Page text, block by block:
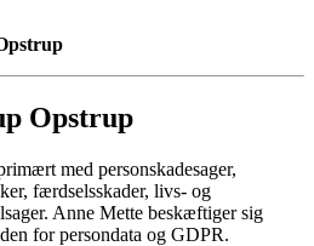
Opstrup
med personskadesager,
færdselsskader, livs- og
Anne Mette beskæftiger sig
for persondata og GDPR.